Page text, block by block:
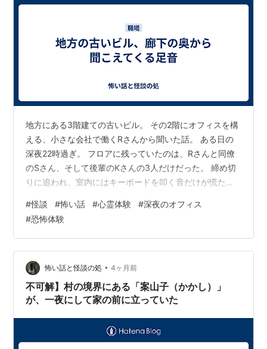
地方にある3階建ての古いビル。 その2階にオフィスを構
える、小さな会社で働くRさんから聞いた話。 ある日の
深夜22時過ぎ。 フロアに残っていたのは、Rさんと同僚
のSさん、そして後輩のKさんの3人だけだった。 締め切
りに追われ、室内にはキーボードを叩く音だけが慌ただ
ちょっとトイレ…」と席を立った。 しかし、10分、20分
経ってもKさんは戻ってこない。 Sさんが「あいつ、便所
で寝てんのか？」と茶化していた、その時だった。
#怪談 #怖い話 #心霊体験 #深夜のオフィス
#恐怖体験
怖い話と怪談の処 • 4ヶ月前
不可解】村の境界にある「案山子（かかし）」
が、一夜にして家の前に立っていた